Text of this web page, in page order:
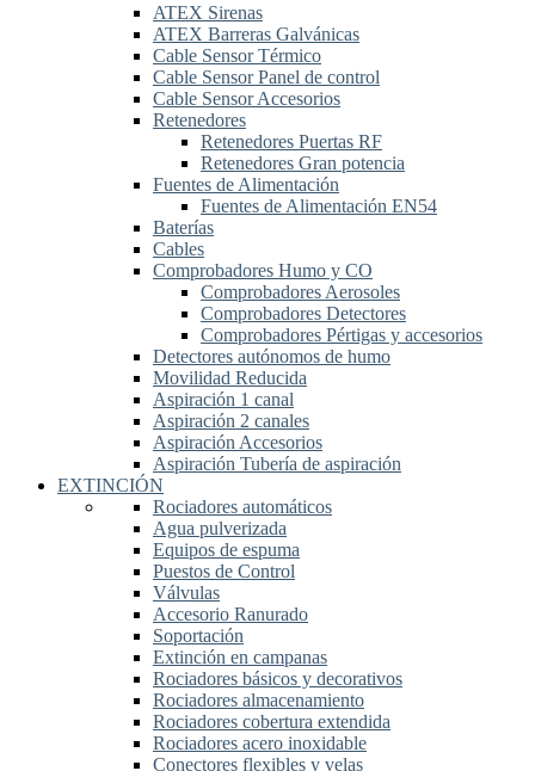
ATEX Sirenas
ATEX Barreras Galvánicas
Cable Sensor Térmico
Cable Sensor Panel de control
Cable Sensor Accesorios
Retenedores
Retenedores Puertas RF
Retenedores Gran potencia
Fuentes de Alimentación
Fuentes de Alimentación EN54
Baterías
Cables
Comprobadores Humo y CO
Comprobadores Aerosoles
Comprobadores Detectores
Comprobadores Pértigas y accesorios
Detectores autónomos de humo
Movilidad Reducida
Aspiración 1 canal
Aspiración 2 canales
Aspiración Accesorios
Aspiración Tubería de aspiración
EXTINCIÓN
Rociadores automáticos
Agua pulverizada
Equipos de espuma
Puestos de Control
Válvulas
Accesorio Ranurado
Soportación
Extinción en campanas
Rociadores básicos y decorativos
Rociadores almacenamiento
Rociadores cobertura extendida
Rociadores acero inoxidable
Conectores flexibles y velas